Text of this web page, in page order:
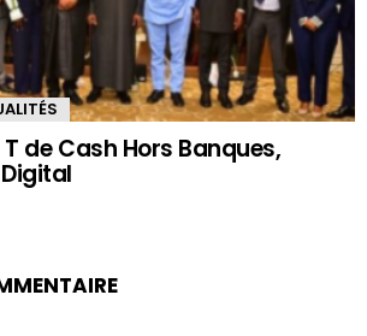
de Cash Hors Banques,